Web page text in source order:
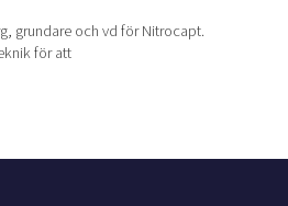
grundare och vd för Nitrocapt.
för att